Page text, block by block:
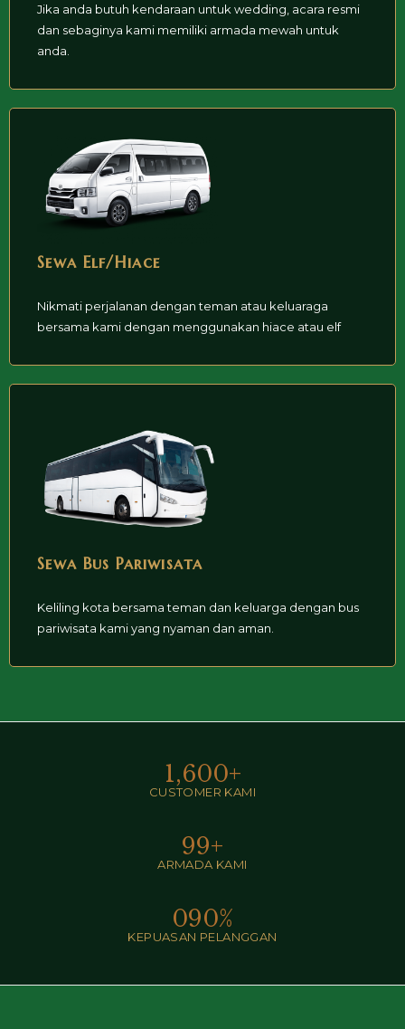
Jika anda butuh kendaraan untuk wedding, acara resmi
dan sebaginya kami memiliki armada mewah untuk
anda.
Sewa Elf/Hiace
Nikmati perjalanan dengan teman atau keluaraga
bersama kami dengan menggunakan hiace atau elf
Sewa Bus Pariwisata
Keliling kota bersama teman dan keluarga dengan bus
pariwisata kami yang nyaman dan aman.
CUSTOMER KAMI
1,600+
ARMADA KAMI
99+
KEPUASAN PELANGGAN
090%